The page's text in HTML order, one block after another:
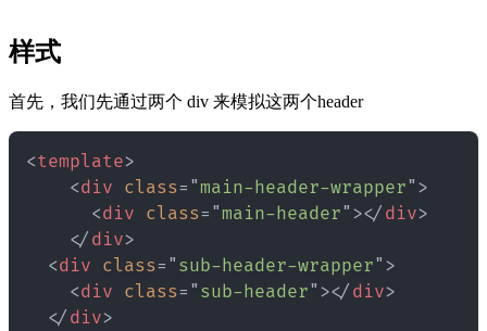
样式
首先，我们先通过两个 div 来模拟这两个header
<template>
<div class= "main-header-wrapper" >
<div class= "main-header" ></ div>
</ div>
<div class= " sub-header-wrapper" >
<div class= " sub-header" ></ div>
</ div>